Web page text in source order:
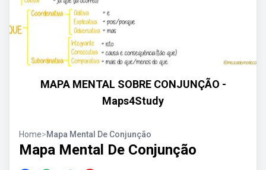
MAPA MENTAL SOBRE CONJUNÇÃO -
Maps4Study
Home>Mapa Mental De Conjunção
Mapa Mental De Conjunção